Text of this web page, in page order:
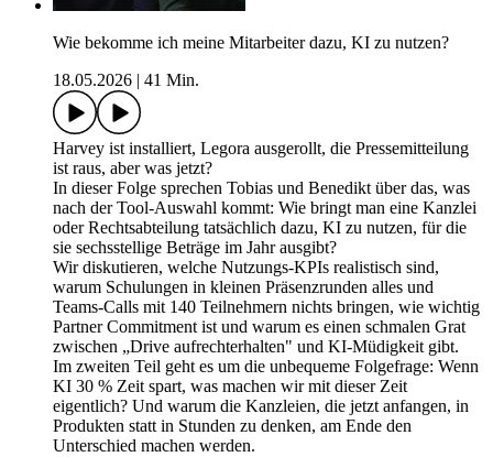
Wie bekomme ich meine Mitarbeiter dazu, KI zu nutzen?
18.05.2026
41 Min.
Harvey ist installiert, Legora ausgerollt, die Pressemitteilung
ist raus, aber was jetzt?
In dieser Folge sprechen Tobias und Benedikt über das, was
nach der Tool-Auswahl kommt: Wie bringt man eine Kanzlei
oder Rechtsabteilung tatsächlich dazu, KI zu nutzen, für die
sie sechsstellige Beträge im Jahr ausgibt?
Wir diskutieren, welche Nutzungs-KPIs realistisch sind,
warum Schulungen in kleinen Präsenzrunden alles und
Teams-Calls mit 140 Teilnehmern nichts bringen, wie wichtig
Partner Commitment ist und warum es einen schmalen Grat
zwischen „Drive aufrechterhalten" und KI-Müdigkeit gibt.
Im zweiten Teil geht es um die unbequeme Folgefrage: Wenn
KI 30 % Zeit spart, was machen wir mit dieser Zeit
eigentlich? Und warum die Kanzleien, die jetzt anfangen, in
Produkten statt in Stunden zu denken, am Ende den
Unterschied machen werden.